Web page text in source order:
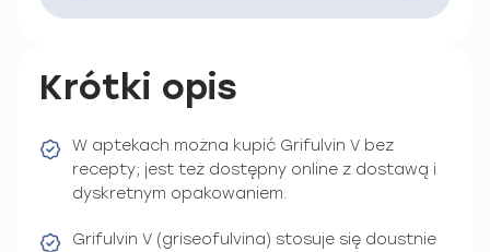
Krótki opis
W aptekach można kupić Grifulvin V bez
recepty; jest też dostępny online z dostawą i
dyskretnym opakowaniem.
Grifulvin V (griseofulvina) stosuje się doustnie